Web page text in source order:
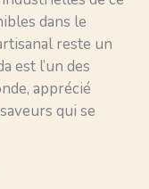
dans le
reste un
est l’un des
apprécié
qui se